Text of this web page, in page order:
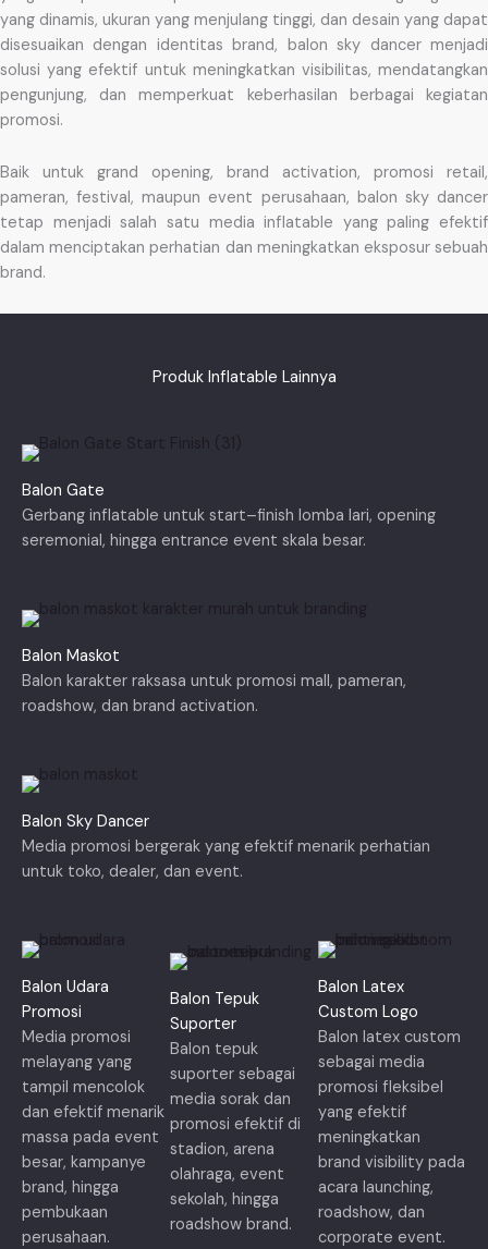
yang dinamis, ukuran yang menjulang tinggi, dan desain yang dapat
disesuaikan dengan identitas brand, balon sky dancer menjadi
solusi yang efektif untuk meningkatkan visibilitas, mendatangkan
pengunjung, dan memperkuat keberhasilan berbagai kegiatan
promosi.
Baik untuk grand opening, brand activation, promosi retail,
pameran, festival, maupun event perusahaan, balon sky dancer
tetap menjadi salah satu media inflatable yang paling efektif
dalam menciptakan perhatian dan meningkatkan eksposur sebuah
brand.
Produk Inflatable Lainnya
Balon Gate
Gerbang inflatable untuk start–finish lomba lari, opening
seremonial, hingga entrance event skala besar.
Balon Maskot
Balon karakter raksasa untuk promosi mall, pameran,
roadshow, dan brand activation.
Balon Sky Dancer
Media promosi bergerak yang efektif menarik perhatian
untuk toko, dealer, dan event.
Balon Udara
Promosi
Media promosi
melayang yang
tampil mencolok
dan efektif menarik
massa pada event
besar, kampanye
brand, hingga
pembukaan
perusahaan.
Balon Tepuk
Suporter
Balon tepuk
suporter sebagai
media sorak dan
promosi efektif di
stadion, arena
olahraga, event
sekolah, hingga
roadshow brand.
Balon Latex
Custom Logo
Balon latex custom
sebagai media
promosi fleksibel
yang efektif
meningkatkan
brand visibility pada
acara launching,
roadshow, dan
corporate event.